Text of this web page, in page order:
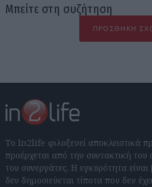
Μπείτε στη συζήτηση
ΠΡΟΣΘΉΚΗ
Το In2life φιλοξενεί αποκλειστικά
προέρχεται από την συντακτική του
του συνεργάτες. Η εγκυρότητα
δεν δημοσιεύεται τίποτα που δεν